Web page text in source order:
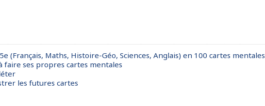
(Français, Maths, Histoire-Géo, Sciences, Anglais) en 100 cartes mentales
ses propres cartes mentales
les futures cartes